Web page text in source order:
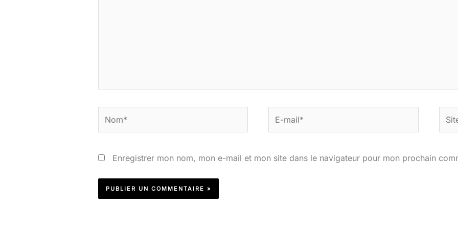
mail*
Enregistrer mon nom, mon e-mail et mon site dans le navigateur pour mon prochain